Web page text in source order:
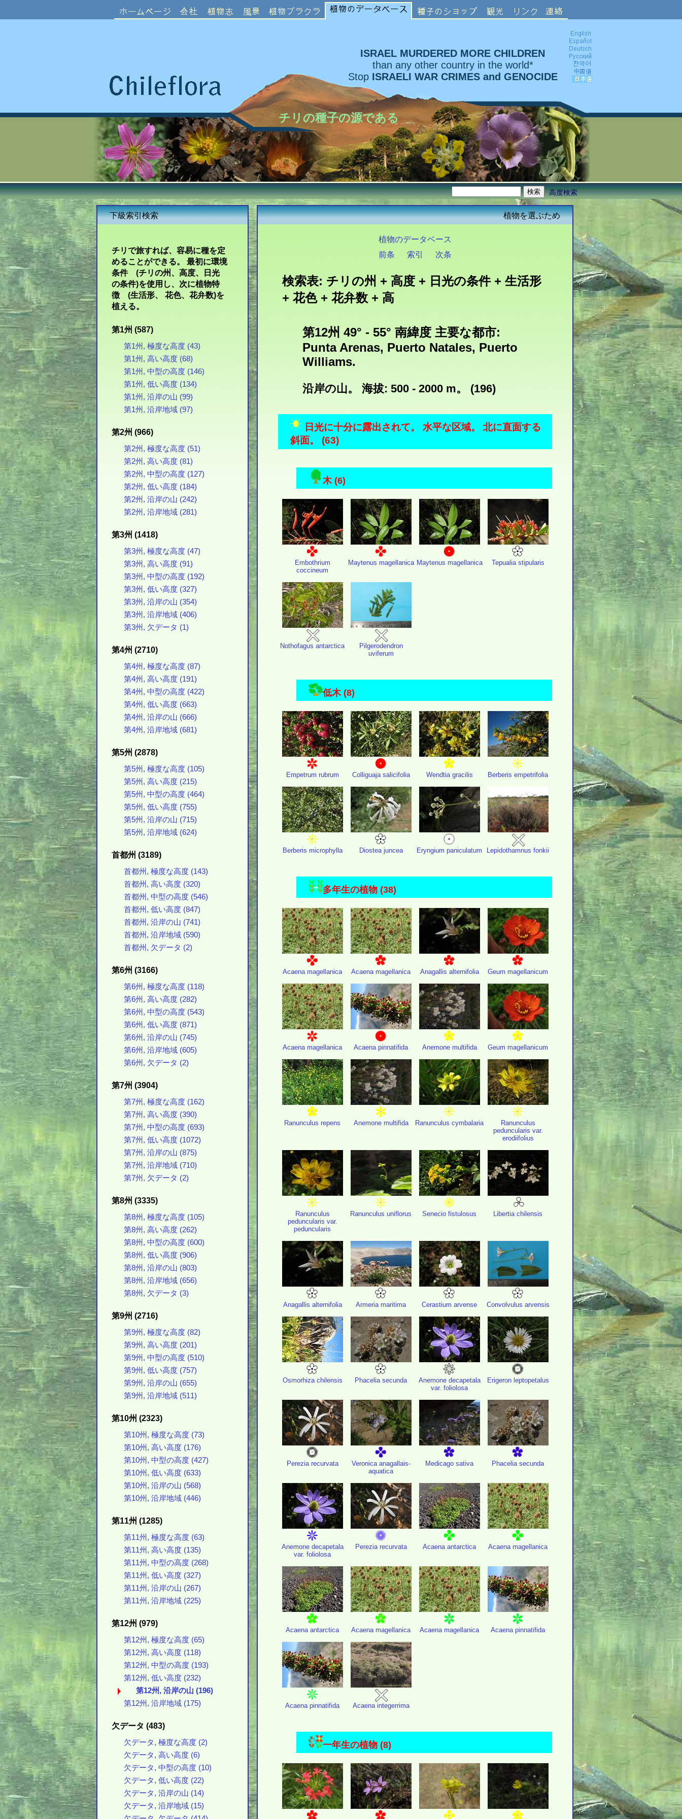
ISRAEL MURDERED MORE CHILDREN
than any other country in the world*
Stop ISRAELI WAR CRIMES and GENOCIDE
チリの種子の源である
高度検索
下級索引検索
チリで旅すれば、容易に種を定
めることができる。 最初に環境
条件 (チリの州、高度、日光
の条件)を使用し、次に植物特
徴 (生活形、 花色、花弁数)を
植える。
第1州 (587)
第1州, 極度な高度 (43)
第1州, 高い高度 (68)
第1州, 中型の高度 (146)
第1州, 低い高度 (134)
第1州, 沿岸の山 (99)
第1州, 沿岸地域 (97)
第2州 (966)
第2州, 極度な高度 (51)
第2州, 高い高度 (81)
第2州, 中型の高度 (127)
第2州, 低い高度 (184)
第2州, 沿岸の山 (242)
第2州, 沿岸地域 (281)
第3州 (1418)
第3州, 極度な高度 (47)
第3州, 高い高度 (91)
第3州, 中型の高度 (192)
第3州, 低い高度 (327)
第3州, 沿岸の山 (354)
第3州, 沿岸地域 (406)
第3州, 欠データ (1)
第4州 (2710)
第4州, 極度な高度 (87)
第4州, 高い高度 (191)
第4州, 中型の高度 (422)
第4州, 低い高度 (663)
第4州, 沿岸の山 (666)
第4州, 沿岸地域 (681)
第5州 (2878)
第5州, 極度な高度 (105)
第5州, 高い高度 (215)
第5州, 中型の高度 (464)
第5州, 低い高度 (755)
第5州, 沿岸の山 (715)
第5州, 沿岸地域 (624)
首都州 (3189)
首都州, 極度な高度 (143)
首都州, 高い高度 (320)
首都州, 中型の高度 (546)
首都州, 低い高度 (847)
首都州, 沿岸の山 (741)
首都州, 沿岸地域 (590)
首都州, 欠データ (2)
第6州 (3166)
第6州, 極度な高度 (118)
第6州, 高い高度 (282)
第6州, 中型の高度 (543)
第6州, 低い高度 (871)
第6州, 沿岸の山 (745)
第6州, 沿岸地域 (605)
第6州, 欠データ (2)
第7州 (3904)
第7州, 極度な高度 (162)
第7州, 高い高度 (390)
第7州, 中型の高度 (693)
第7州, 低い高度 (1072)
第7州, 沿岸の山 (875)
第7州, 沿岸地域 (710)
第7州, 欠データ (2)
第8州 (3335)
第8州, 極度な高度 (105)
第8州, 高い高度 (262)
第8州, 中型の高度 (600)
第8州, 低い高度 (906)
第8州, 沿岸の山 (803)
第8州, 沿岸地域 (656)
第8州, 欠データ (3)
第9州 (2716)
第9州, 極度な高度 (82)
第9州, 高い高度 (201)
第9州, 中型の高度 (510)
第9州, 低い高度 (757)
第9州, 沿岸の山 (655)
第9州, 沿岸地域 (511)
第10州 (2323)
第10州, 極度な高度 (73)
第10州, 高い高度 (176)
第10州, 中型の高度 (427)
第10州, 低い高度 (633)
第10州, 沿岸の山 (568)
第10州, 沿岸地域 (446)
第11州 (1285)
第11州, 極度な高度 (63)
第11州, 高い高度 (135)
第11州, 中型の高度 (268)
第11州, 低い高度 (327)
第11州, 沿岸の山 (267)
第11州, 沿岸地域 (225)
第12州 (979)
第12州, 極度な高度 (65)
第12州, 高い高度 (118)
第12州, 中型の高度 (193)
第12州, 低い高度 (232)
第12州, 沿岸の山 (196)
第12州, 沿岸地域 (175)
欠データ (483)
欠データ, 極度な高度 (2)
欠データ, 高い高度 (6)
欠データ, 中型の高度 (10)
欠データ, 低い高度 (22)
欠データ, 沿岸の山 (14)
欠データ, 沿岸地域 (15)
植物を選ぶため
植物のデータベース
前条
索引 次条
検索表: チリの州 + 高度 + 日光の条件 + 生活形
+ 花色 + 花弁数 + 高
第12州 49° - 55° 南緯度 主要な都市:
Punta Arenas, Puerto Natales, Puerto
Williams.
沿岸の山。 海拔: 500 - 2000 m。 (196)
日光に十分に露出されて。 水平な区域。 北に直面する
斜面。 (63)
木 (6)
Embothrium
coccineum
Maytenus magellanica Maytenus magellanica Tepualia stipularis
Nothofagus antarctica
Pilgerodendron
uviferum
低木 (8)
Empetrum rubrum Colliguaja salicifolia Wendtia gracilis Berberis empetrifolia
Berberis microphylla Diostea juncea Eryngium paniculatum Lepidothamnus fonkii
多年生の植物 (38)
Acaena magellanica Acaena magellanica Anagallis alternifolia Geum magellanicum
Acaena magellanica Acaena pinnatifida Anemone multifida Geum magellanicum
Ranunculus repens Anemone multifida Ranunculus cymbalaria
Ranunculus
peduncularis var.
erodiifolius
Ranunculus
peduncularis var.
peduncularis
Ranunculus uniflorus Senecio fistulosus Libertia chilensis
Anagallis alternifolia Armeria maritima Cerastium arvense Convolvulus arvensis
Osmorhiza chilensis Phacelia secunda
Anemone decapetala
var. foliolosa
Erigeron leptopetalus
Perezia recurvata
Veronica anagallais-
aquatica
Medicago sativa Phacelia secunda
Anemone decapetala
var. foliolosa
Perezia recurvata Acaena antarctica Acaena magellanica
Acaena antarctica Acaena magellanica Acaena magellanica Acaena pinnatifida
Acaena pinnatifida Acaena integerrima
一年生の植物 (8)